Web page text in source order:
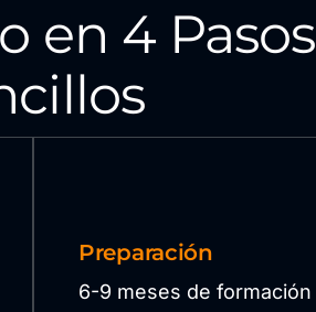
en 4 Pasos
Preparación
6-9 meses de formación